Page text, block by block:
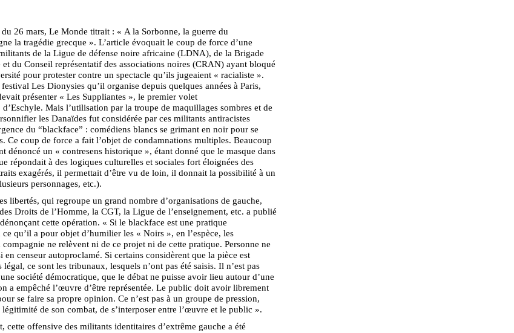
26 mars, Le Monde titrait : « A la Sorbonne, la guerre du
la tragédie grecque ». L’article évoquait le coup de force d’une
de la Ligue de défense noire africaine (LDNA), de la Brigade
du Conseil représentatif des associations noires (CRAN) ayant bloqué
pour protester contre un spectacle qu’ils jugeaient « racialiste ».
Les Dionysies qu’il organise depuis quelques années à Paris,
présenter « Les Suppliantes », le premier volet
d’Eschyle. Mais l’utilisation par la troupe de maquillages sombres et de
les Danaïdes fut considérée par ces militants antiracistes
du “blackface” : comédiens blancs se grimant en noir pour se
Ce coup de force a fait l’objet de condamnations multiples. Beaucoup
dénoncé un « contresens historique », étant donné que le masque dans
répondait à des logiques culturelles et sociales fort éloignées des
exagérés, il permettait d’être vu de loin, il donnait la possibilité à un
personnages, etc.).
libertés, qui regroupe un grand nombre d’organisations de gauche,
Droits de l’Homme, la CGT, la Ligue de l’enseignement, etc. a publié
cette opération. « Si le blackface est une pratique
qu’il a pour objet d’humilier les « Noirs », en l’espèce, les
ne relèvent ni de ce projet ni de cette pratique. Personne ne
en censeur autoproclamé. Si certains considèrent que la pièce est
légal, ce sont les tribunaux, lesquels n’ont pas été saisis. Il n’est pas
société démocratique, que le débat ne puisse avoir lieu autour d’une
a empêché l’œuvre d’être représentée. Le public doit avoir librement
se faire sa propre opinion. Ce n’est pas à un groupe de pression,
de son combat, de s’interposer entre l’œuvre et le public ».
cette offensive des militants identitaires d’extrême gauche a été